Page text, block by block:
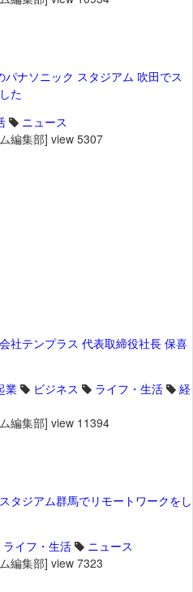
パナソニック スタジアム 吹田でス
た
ニュース
編集部] view 5307
社テンプラス 代表取締役社長 保喜
業 ビジネス ライフ・生活
経
編集部] view 11394
タジアム群馬でリモートワークをし
ライフ・生活
ニュース
編集部] view 7323